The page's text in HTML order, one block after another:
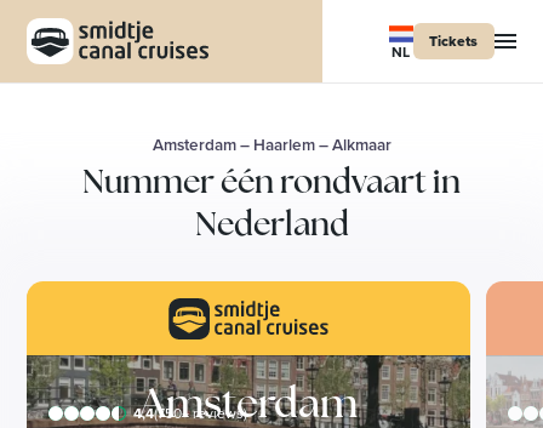
NL Tickets
Amsterdam – Haarlem – Alkmaar
Nummer één rondvaart in
Nederland
Amsterdam
4,4(750+ reviews)